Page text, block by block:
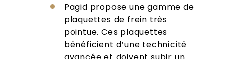
Pagid propose une gamme de
plaquettes de frein très
pointue. Ces plaquettes
bénéficient d’une technicité